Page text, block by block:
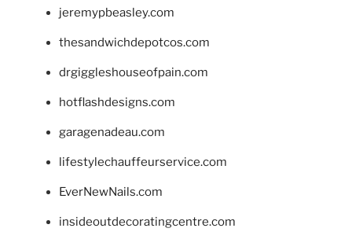
jeremypbeasley.com
thesandwichdepotcos.com
drgiggleshouseofpain.com
hotflashdesigns.com
garagenadeau.com
lifestylechauffeurservice.com
EverNewNails.com
insideoutdecoratingcentre.com